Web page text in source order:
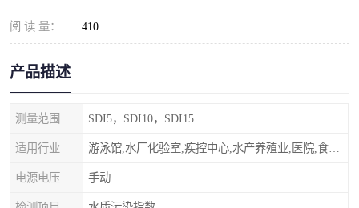
阅 读 量： 410
产品描述
测量范围 SDI5，SDI10，SDI15
适用行业
电源电压 手动